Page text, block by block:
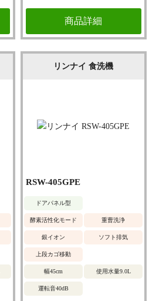
商品詳細
リンナイ 食洗機
RSW-405GPE
ドアパネル型
酵素活性化モード 重曹洗浄
銀イオン ソフト排気
上段カゴ移動
幅45cm 使用水量9.0L
運転音40dB